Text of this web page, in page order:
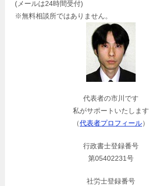
(メールは24時間受付)
※無料相談所ではありません。
代表者の市川です
私がサポートいたします
（代表者プロフィール）
行政書士登録番号
第05402231号
社労士登録番号